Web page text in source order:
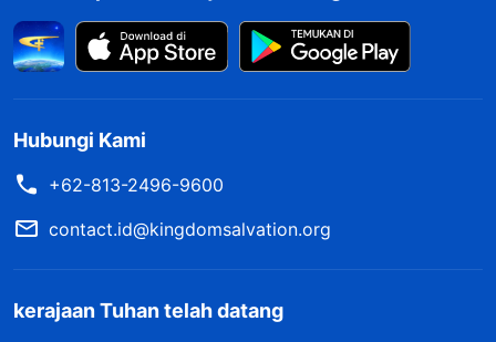
Hubungi Kami
+62-813-2496-9600
contact.id@kingdomsalvation.org
kerajaan Tuhan telah datang